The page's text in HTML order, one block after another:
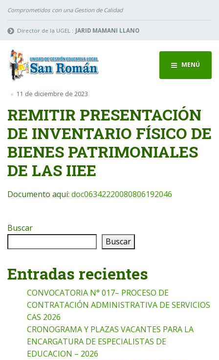
Comprometidos con una Gestion de Calidad
Director de la UGEL : JARID MAMANI LLANO
MENÚ
11 de diciembre de 2023
REMITIR PRESENTACIÓN
DE INVENTARIO FÍSICO DE
BIENES PATRIMONIALES
DE LAS IIEE
Documento aquí: doc06342220080806192046
Buscar
Buscar
Entradas recientes
CONVOCATORIA N° 017– PROCESO DE
CONTRATACIÓN ADMINISTRATIVA DE SERVICIOS
CAS 2026
CRONOGRAMA Y PLAZAS VACANTES PARA LA
ENCARGATURA DE ESPECIALISTAS DE
EDUCACION – 2026